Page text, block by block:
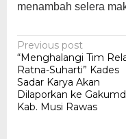
menambah selera
Post
navigation
Previous post
“Menghalangi Tim
Ratna-Suharti” Kades
Sadar Karya Akan
Dilaporkan ke
Kab. Musi Rawas